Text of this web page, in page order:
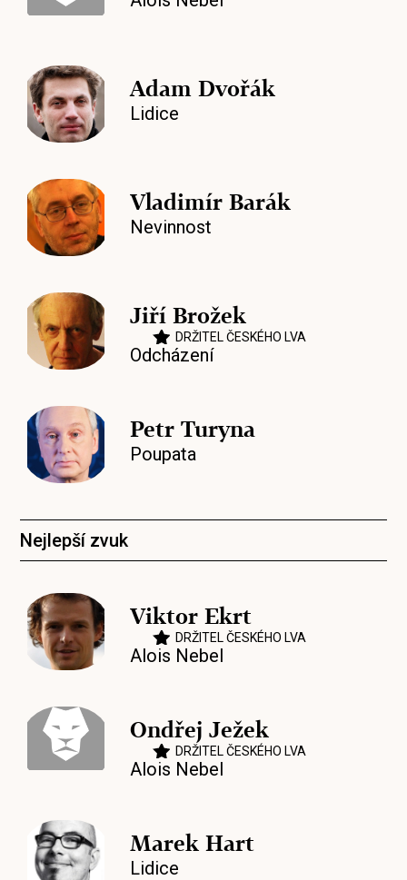
Adam Dvořák
Lidice
Vladimír Barák
Nevinnost
Jiří Brožek
DRŽITEL ČESKÉHO LVA
Odcházení
Petr Turyna
Poupata
Nejlepší zvuk
Viktor Ekrt
DRŽITEL ČESKÉHO LVA
Alois Nebel
Ondřej Ježek
DRŽITEL ČESKÉHO LVA
Alois Nebel
Marek Hart
Lidice